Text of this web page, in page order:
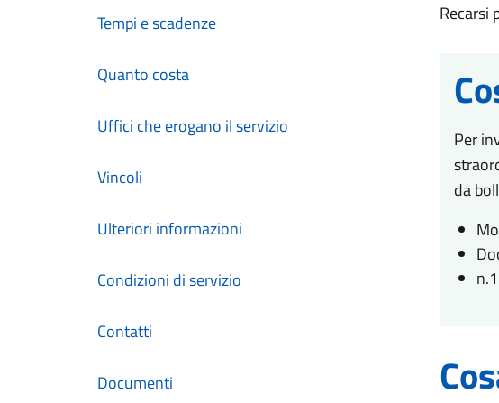
Tempi e scadenze
Quanto costa
Uffici che erogano il servizio
Vincoli
Ulteriori informazioni
Condizioni di servizio
Contatti
Documenti
Recarsi
Per
da